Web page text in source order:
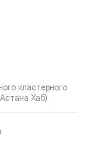
кластерного
Хаб)
.